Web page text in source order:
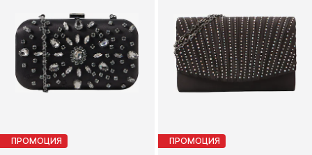
ПРОМОЦИЯ ПРОМОЦИЯ